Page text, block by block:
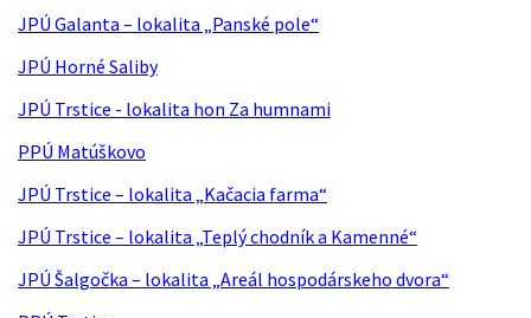
JPÚ Galanta – lokalita „Panské pole“
JPÚ Horné Saliby
JPÚ Trstice - lokalita hon Za humnami
PPÚ Matúškovo
JPÚ Trstice – lokalita „Kačacia farma“
JPÚ Trstice – lokalita „Teplý chodník a Kamenné“
JPÚ Šalgočka – lokalita „Areál hospodárskeho dvora“